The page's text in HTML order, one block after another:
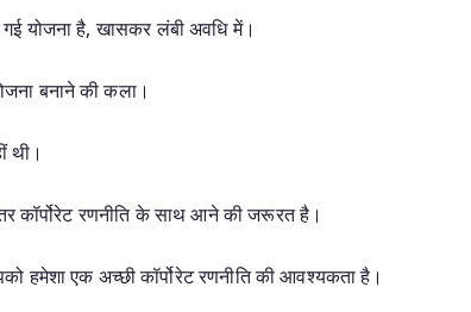
योजना है, खासकर लंबी अवधि में।
बनाने की कला।
थी।
कॉर्पोरेट रणनीति के साथ आने की जरूरत है।
हमेशा एक अच्छी कॉर्पोरेट रणनीति की आवश्यकता है।